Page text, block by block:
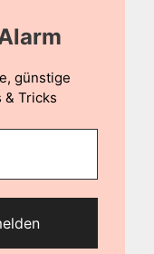
günstige
& Tricks